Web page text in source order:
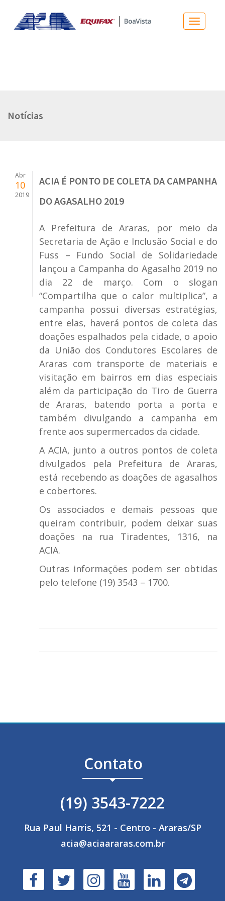
Menu
principal
Notícias
Abr
10
2019
ACIA É PONTO DE COLETA DA CAMPANHA
DO AGASALHO 2019
A Prefeitura de Araras, por meio da
Secretaria de Ação e Inclusão Social e do
Fuss – Fundo Social de Solidariedade
lançou a Campanha do Agasalho 2019 no
dia 22 de março. Com o slogan
“Compartilha que o calor multiplica”, a
campanha possui diversas estratégias,
entre elas, haverá pontos de coleta das
doações espalhados pela cidade, o apoio
da União dos Condutores Escolares de
Araras com transporte de materiais e
visitação em bairros em dias especiais
além da participação do Tiro de Guerra
de Araras, batendo porta a porta e
também divulgando a campanha em
frente aos supermercados da cidade.
A ACIA, junto a outros pontos de coleta
divulgados pela Prefeitura de Araras,
está recebendo as doações de agasalhos
e cobertores.
Os associados e demais pessoas que
queiram contribuir, podem deixar suas
doações na rua Tiradentes, 1316, na
ACIA.
Outras informações podem ser obtidas
pelo telefone (19) 3543 – 1700.
Contato
(19) 3543-7222
Rua Paul Harris, 521 - Centro - Araras/SP
acia@aciaararas.com.br